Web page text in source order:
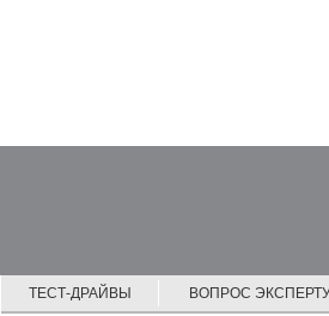
ТЕСТ-ДРАЙВЫ ВОПРОС